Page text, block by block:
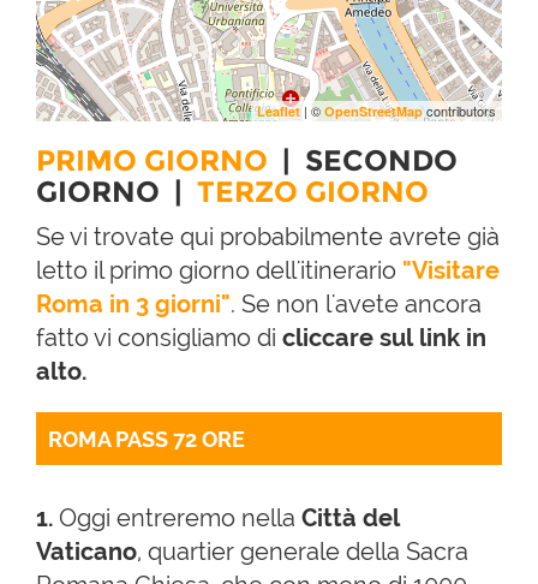
Leaflet| © OpenStreetMap contributors
PRIMO GIORNO | SECONDO
GIORNO | TERZO GIORNO
Se vi trovate qui probabilmente avrete già
letto il primo giorno dell'itinerario "Visitare
Roma in 3 giorni". Se non l'avete ancora
fatto vi consigliamo di cliccare sul link in
alto.
ROMA PASS 72 ORE
1. Oggi entreremo nella Città del
Vaticano, quartier generale della Sacra